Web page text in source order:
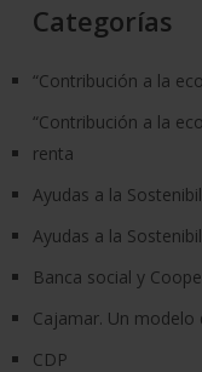
Categorías
“Contribución a la
“Contribución a la
renta
Ayudas a la
Ayudas a la
Banca social y
Cajamar. Un modelo
CDP